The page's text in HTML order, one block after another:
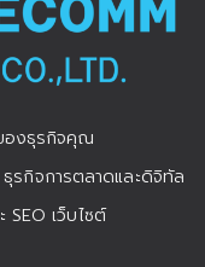
องธุรกิจคุณ
รกิจการตลาดและดิจิทัล
SEO เว็บไซต์